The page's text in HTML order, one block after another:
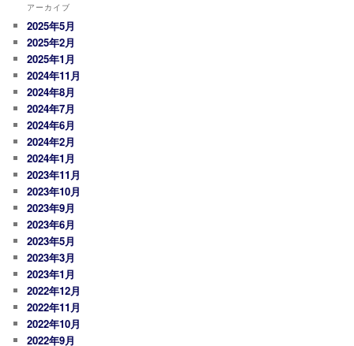
ー
シ
ョ
ン
アーカイブ
2025年5月
2025年2月
2025年1月
2024年11月
2024年8月
2024年7月
2024年6月
2024年2月
2024年1月
2023年11月
2023年10月
2023年9月
2023年6月
2023年5月
2023年3月
2023年1月
2022年12月
2022年11月
2022年10月
2022年9月